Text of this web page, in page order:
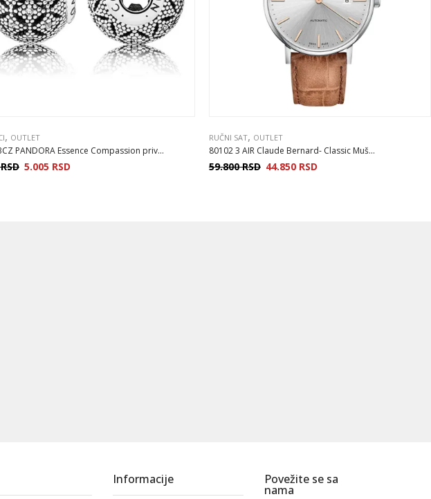
, OUTLET
PANDORA Essence Compassion priv...
RSD 5.005 RSD
RUČNI SAT, OUTLET
80102 3 AIR Claude Bernard- Classic Muš...
59.800RSD 44.850 RSD
Informacije Povežite se sa
nama